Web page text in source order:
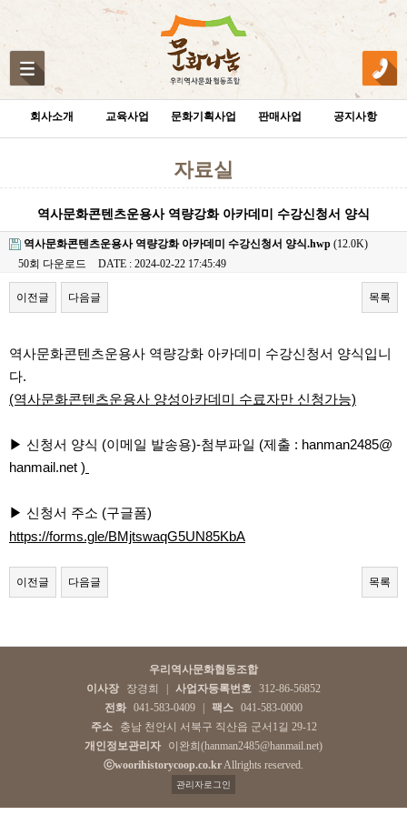
회사소개 교육사업 문화기획사업 판매사업 공지사항
자료실
역사문화콘텐츠운용사 역량강화 아카데미 수강신청서 양식
역사문화콘텐츠운용사 역량강화 아카데미 수강신청서 양식.hwp (12.0K)
50회 다운로드
DATE : 2024-02-22 17:45:49
이전글 다음글 목록
역사문화콘텐츠운용사 역량강화 아카데미 수강신청서 양식입니
다.
(역사문화콘텐츠운용사 양성아카데미 수료자만 신청가능)
▶ 신청서 양식 (이메일 발송용)-첨부파일 (제출 : hanman2485@
hanmail.net )
▶ 신청서 주소 (구글폼)
https://forms.gle/BMjtswaqG5UN85KbA
이전글 다음글 목록
우리역사문화협동조합
이사장
장경희 | 사업자등록번호
312-86-56852
전화 041-583-0409 | 팩스 041-583-0000
주소
충남 천안시 서북구 직산읍 군서1길 29-12
개인정보관리자
이완희(hanman2485@hanmail.net)
ⓒwoorihistorycoop.co.kr Allrights reserved.
관리자로그인